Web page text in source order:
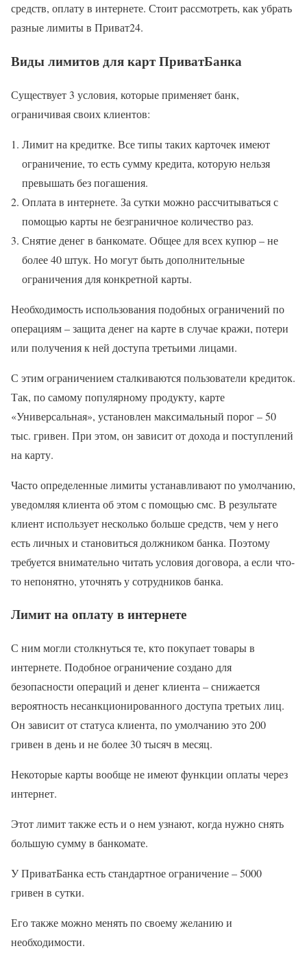
средств, оплату в интернете. Стоит рассмотреть, как убрать
разные лимиты в Приват24.
Виды лимитов для карт ПриватБанка
Существует 3 условия, которые применяет банк,
ограничивая своих клиентов:
Лимит на кредитке. Все типы таких карточек имеют
ограничение, то есть сумму кредита, которую нельзя
превышать без погашения.
Оплата в интернете. За сутки можно рассчитываться с
помощью карты не безграничное количество раз.
Снятие денег в банкомате. Общее для всех купюр – не
более 40 штук. Но могут быть дополнительные
ограничения для конкретной карты.
Необходимость использования подобных ограничений по
операциям – защита денег на карте в случае кражи, потери
или получения к ней доступа третьими лицами.
С этим ограничением сталкиваются пользователи кредиток.
Так, по самому популярному продукту, карте
«Универсальная», установлен максимальный порог – 50
тыс. гривен. При этом, он зависит от дохода и поступлений
на карту.
Часто определенные лимиты устанавливают по умолчанию,
уведомляя клиента об этом с помощью смс. В результате
клиент использует несколько больше средств, чем у него
есть личных и становиться должником банка. Поэтому
требуется внимательно читать условия договора, а если что-
то непонятно, уточнять у сотрудников банка.
Лимит на оплату в интернете
С ним могли столкнуться те, кто покупает товары в
интернете. Подобное ограничение создано для
безопасности операций и денег клиента – снижается
вероятность несанкционированного доступа третьих лиц.
Он зависит от статуса клиента, по умолчанию это 200
гривен в день и не более 30 тысяч в месяц.
Некоторые карты вообще не имеют функции оплаты через
интернет.
Этот лимит также есть и о нем узнают, когда нужно снять
большую сумму в банкомате.
У ПриватБанка есть стандартное ограничение – 5000
гривен в сутки.
Его также можно менять по своему желанию и
необходимости.